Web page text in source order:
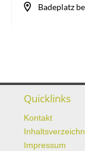
Quicklinks
Kontakt
Impressum